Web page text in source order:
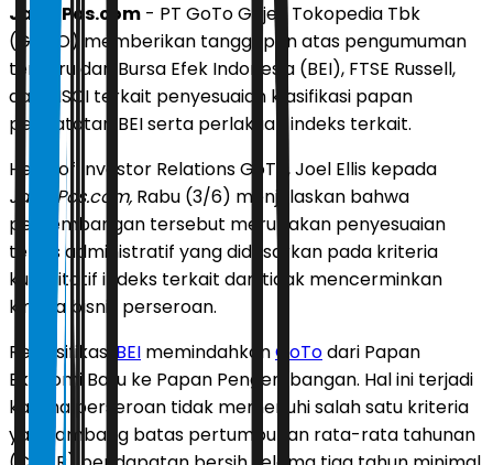
JawaPos.com - PT GoTo Gojek Tokopedia Tbk
(GOTO) memberikan tanggapan atas pengumuman
terbaru dari Bursa Efek Indonesia (BEI), FTSE Russell,
dan MSCI terkait penyesuaian klasifikasi papan
pencatatan BEI serta perlakuan indeks terkait.
Head of Investor Relations GoTo, Joel Ellis kepada
JawaPos.com, Rabu (3/6) menjelaskan bahwa
perkembangan tersebut merupakan penyesuaian
teknis administratif yang didasarkan pada kriteria
kuantitatif indeks terkait dan tidak mencerminkan
kinerja bisnis perseroan.
Reklasifikasi BEI memindahkanGoTodari Papan
Ekonomi Baru ke Papan Pengembangan. Hal ini terjadi
karena perseroan tidak memenuhi salah satu kriteria
yaitu ambang batas pertumbuhan rata-rata tahunan